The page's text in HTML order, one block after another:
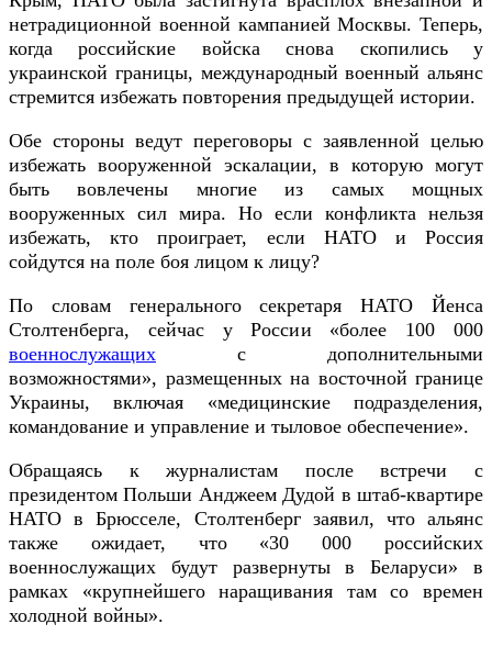
нетрадиционной военной кампанией Москвы. Теперь,
когда российские войска снова скопились у
украинской границы, международный военный альянс
стремится избежать повторения предыдущей истории.
Обе стороны ведут переговоры с заявленной целью
избежать вооруженной эскалации, в которую могут
быть вовлечены многие из самых мощных
вооруженных сил мира. Но если конфликта нельзя
избежать, кто проиграет, если НАТО и Россия
сойдутся на поле боя лицом к лицу?
По словам генерального секретаря НАТО Йенса
Столтенберга, сейчас у России «более 100 000
военнослужащих с дополнительными
возможностями», размещенных на восточной границе
Украины, включая «медицинские подразделения,
командование и управление и тыловое обеспечение».
Обращаясь к журналистам после встречи с
президентом Польши Анджеем Дудой в штаб-квартире
НАТО в Брюсселе, Столтенберг заявил, что альянс
также ожидает, что «30 000 российских
военнослужащих будут развернуты в Беларуси» в
рамках «крупнейшего наращивания там со времен
холодной войны».